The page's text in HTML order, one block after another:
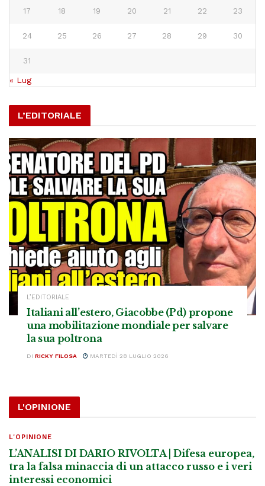
17 18 19 20 21 22 23
24 25 26 27 28 29 30
31
« Lug
L’EDITORIALE
L’EDITORIALE
Italiani all’estero, Giacobbe (Pd) propone
una mobilitazione mondiale per salvare
la sua poltrona
DI RICKY FILOSA MARTEDÌ 28 LUGLIO 2026
L'OPINIONE
L'OPINIONE
L’ANALISI DI DARIO RIVOLTA | Difesa europea,
tra la falsa minaccia di un attacco russo e i veri
interessi economici